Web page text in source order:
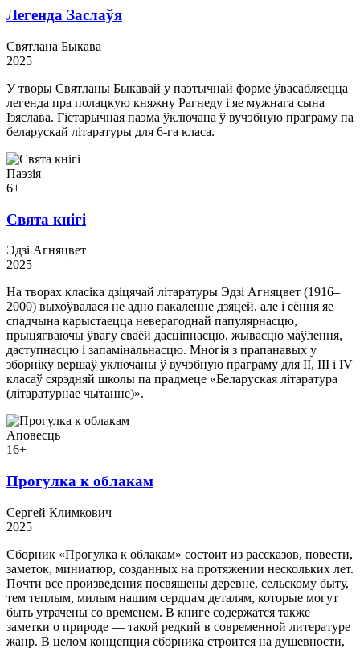
Легенда Заслаўя
Святлана Быкава
2025
У творы Святланы Быкавай у паэтычнай форме ўвасабляецца
легенда пра полацкую княжну Рагнеду і яе мужнага сына
Ізяслава. Гістарычная паэма ўключана ў вучэбную праграму па
беларускай літаратуры для 6-га класа.
Паэзія
6+
Свята кнігі
Эдзі Агняцвет
2025
На творах класіка дзіцячай літаратуры Эдзі Агняцвет (1916–
2000) выхоўвалася не адно пакаленне дзяцей, але і сёння яе
спадчына карыстаецца неверагоднай папулярнасцю,
прыцягваючы ўвагу сваёй дасціпнасцю, жывасцю маўлення,
даступнасцю і запамінальнасцю. Многія з прапанавых у
зборніку вершаў уключаны ў вучэбную праграму для II, III і IV
класаў сярэдняй школы па прадмеце «Беларуская літаратура
(літаратурнае чытанне)».
Аповесць
16+
Прогулка к облакам
Сергей Климкович
2025
Сборник «Прогулка к облакам» состоит из рассказов, повести,
заметок, миниатюр, созданных на протяжении нескольких лет.
Почти все произведения посвящены деревне, сельскому быту,
тем теплым, милым нашим сердцам деталям, которые могут
быть утрачены со временем. В книге содержатся также
заметки о природе — такой редкий в современной литературе
жанр. В целом концепция сборника строится на душевности,